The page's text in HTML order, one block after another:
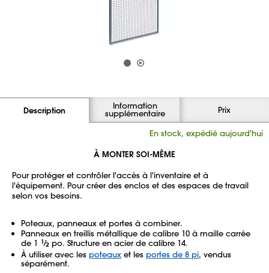
Description Information
supplémentaire Prix
En stock, expédié aujourd'hui
À MONTER SOI-MÊME
Pour protéger et contrôler l'accès à l'inventaire et à
l'équipement. Pour créer des enclos et des espaces de travail
selon vos besoins.
Poteaux, panneaux et portes à combiner.
Panneaux en treillis métallique de calibre 10 à maille carrée
de 1
1⁄2 po. Structure en acier de calibre 14.
À utiliser avec les poteaux et les portes de 8 pi, vendus
séparément.